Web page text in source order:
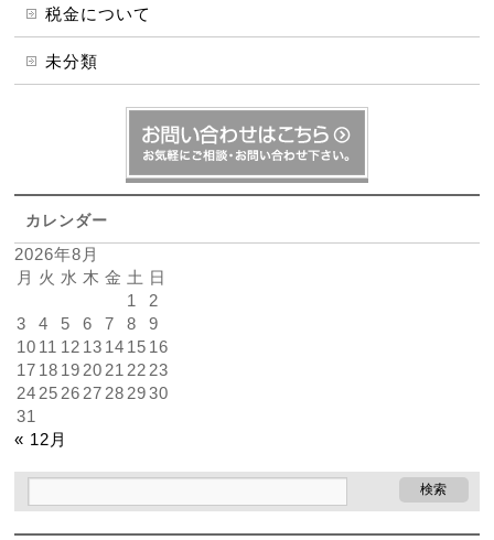
税金について
未分類
カレンダー
2026年8月
月 火 水 木 金 土 日
1
2
3
4 5 6 7 8
9
10 11 12 13 14 15 16
17 18 19 20 21 22 23
24 25 26 27 28 29 30
31
« 12月